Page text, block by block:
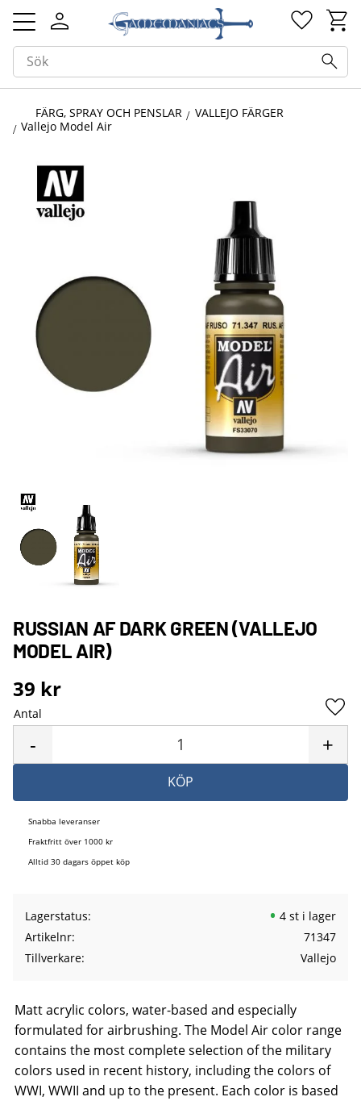
Meny
FÄRG, SPRAY OCH PENSLAR
VALLEJO FÄRGER
Vallejo Model Air
RUSSIAN AF DARK GREEN (VALLEJO
MODEL AIR)
39 kr
Antal
+
-
KÖP
Snabba leveranser
Fraktfritt över 1000 kr
Alltid 30 dagars öppet köp
Lagerstatus
4 st i lager
Artikelnr
71347
Tillverkare
Vallejo
Matt acrylic colors, water-based and especially
formulated for airbrushing. The Model Air color range
contains the most complete selection of the military
colors used in recent history, including the colors of
WWI, WWII and up to the present. Each color is based